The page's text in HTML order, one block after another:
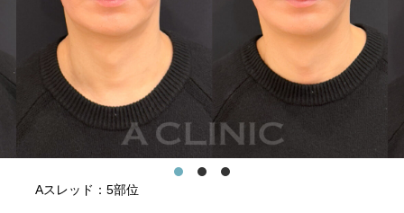
Aスレッド：5部位